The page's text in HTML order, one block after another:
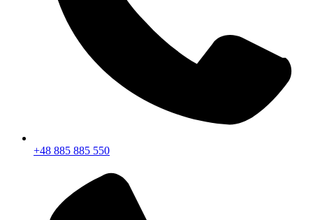
+48 885 885 550